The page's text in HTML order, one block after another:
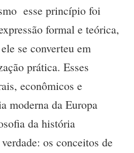
esse princípio foi
formal e teórica,
se converteu em
prática. Esses
econômicos e
moderna da Europa
da história
os conceitos de